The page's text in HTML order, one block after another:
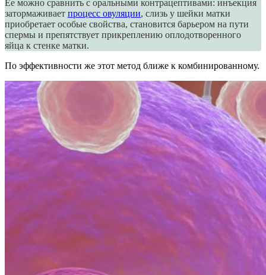
Ее можно сравнить с оральными контрацептивами: инъекция
затормаживает процесс овуляции, слизь у шейки матки
приобретает особые свойства, становится барьером на пути
спермы и препятствует прикреплению оплодотворенного
яйца к стенке матки.
По эффективности же этот метод ближе к комбинированному.